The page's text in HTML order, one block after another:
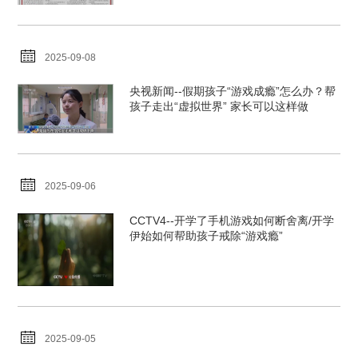
2025-09-08
央视新闻--假期孩子“游戏成瘾”怎么办？帮
孩子走出“虚拟世界” 家长可以这样做
2025-09-06
CCTV4--开学了手机游戏如何断舍离/开学
伊始如何帮助孩子戒除“游戏瘾”
2025-09-05